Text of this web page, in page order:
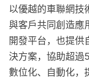
以優越的車聯網技
與客戶共同創造應
開發平台，也提供
決方案，協助超過
數位化、自動化，